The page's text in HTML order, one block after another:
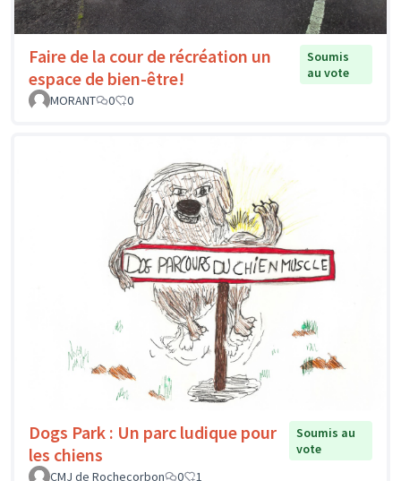
Faire de la cour de récréation un
espace de bien-être!
Soumis
au vote
MORANT
0 0
Dogs Park : Un parc ludique pour
les chiens
Soumis au
vote
CMJ de Rochecorbon
0 1